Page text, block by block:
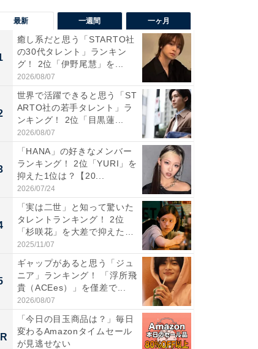
最新 一週間 一ヶ月
癒し系だと思う「STARTO社
の30代タレント」ランキン
グ！ 2位「伊野尾慧」を...
2026/08/07
世界で活躍できると思う「ST
ARTO社の若手タレント」ラ
ンキング！ 2位「目黒蓮...
2026/08/07
「HANA」の好きなメンバー
ランキング！ 2位「YURI」を
抑えた1位は？【20...
2026/07/24
「実は二世」と知って驚いた
タレントランキング！ 2位
「杉咲花」を大差で抑えた1
位...
2025/11/07
ギャップがあると思う「ジュ
ニア」ランキング！ 「浮所飛
貴（ACEes）」を僅差で...
2026/08/07
「今日の目玉商品は？」毎日
変わるAmazonタイムセール
が見逃せない